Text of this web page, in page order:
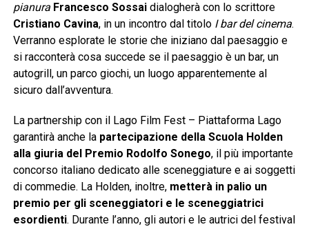
pianura Francesco Sossai dialogherà con lo scrittore
Cristiano Cavina, in un incontro dal titolo I bar del cinema.
Verranno esplorate le storie che iniziano dal paesaggio e
si racconterà cosa succede se il paesaggio è un bar, un
autogrill, un parco giochi, un luogo apparentemente al
sicuro dall’avventura.
La partnership con il Lago Film Fest – Piattaforma Lago
garantirà anche la partecipazione della Scuola Holden
alla giuria del Premio Rodolfo Sonego, il più importante
concorso italiano dedicato alle sceneggiature e ai soggetti
di commedie. La Holden, inoltre, metterà in palio un
premio per gli sceneggiatori e le sceneggiatrici
esordienti. Durante l’anno, gli autori e le autrici del festival